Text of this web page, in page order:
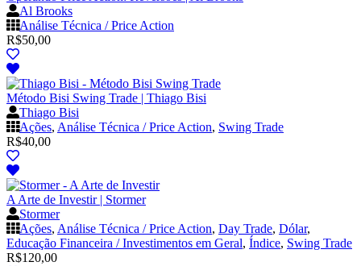
Al Brooks
Análise Técnica / Price Action
R$50,00
Método Bisi Swing Trade | Thiago Bisi
Thiago Bisi
Ações, Análise Técnica / Price Action, Swing Trade
R$40,00
A Arte de Investir | Stormer
Stormer
Ações, Análise Técnica / Price Action, Day Trade, Dólar,
Educação Financeira / Investimentos em Geral, Índice, Swing Trade
R$120,00